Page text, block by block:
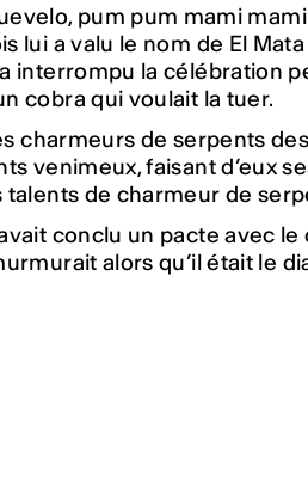
pum pum mami
lui a valu le nom de El
interrompu la célébration
cobra qui voulait la tuer.
charmeurs de serpents
venimeux, faisant d’eux
de charmeur de
conclu un pacte avec le
alors qu’il était le